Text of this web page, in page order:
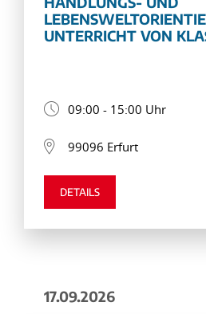
UNTERRICHT VON
09:00 - 15:00 Uhr
99096 Erfurt
DETAILS
17.09.2026